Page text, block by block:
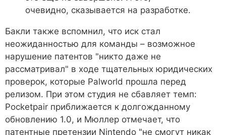
очевидно, сказывается на разработке.
Бакли также вспомнил, что иск стал
неожиданностью для команды – возможное
нарушение патентов "никто даже не
рассматривал" в ходе тщательных юридических
проверок, которые Palworld прошла перед
релизом. При этом студия не сбавляет темп:
Pocketpair приближается к долгожданному
обновлению 1.0, и Мюллер отмечает, что
патентные претензии Nintendo "не смогут никак